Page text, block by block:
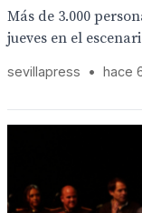
Más de 3.000
jueves en el
sevillapress • hace